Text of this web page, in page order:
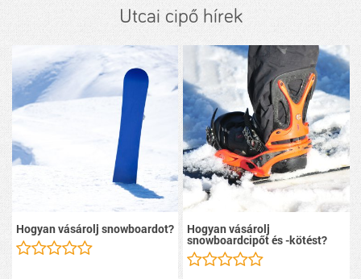
Utcai cipő hírek
Hogyan vásárolj snowboardot? Hogyan vásárolj
snowboardcipőt és -kötést?